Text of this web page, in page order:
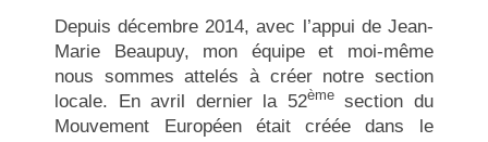
Depuis décembre 2014, avec l’appui de Jean-
Marie Beaupuy, mon équipe et moi-même
nous sommes attelés à créer notre section
locale. En avril dernier la 52èmesection du
Mouvement Européen était créée dans le